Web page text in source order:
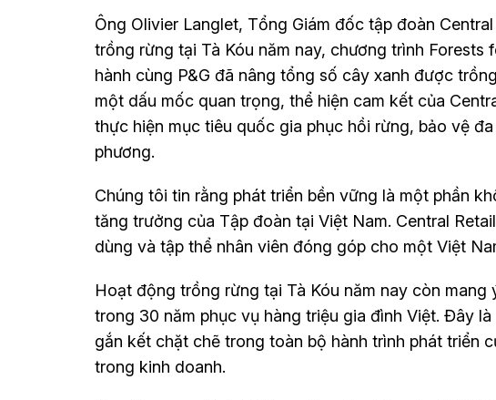
Ông Olivier Langlet, Tổng Giám đốc tập đoàn
trồng rừng tại Tà Kóu năm nay, chương trình
hành cùng P&G đã nâng tổng số cây xanh được
một dấu mốc quan trọng, thể hiện cam kết của
thực hiện mục tiêu quốc gia phục hồi rừng, bảo vệ
phương.
Chúng tôi tin rằng phát triển bền vững là một phần
tăng trưởng của Tập đoàn tại Việt Nam. Central
dùng và tập thể nhân viên đóng góp cho một Việt
Hoạt động trồng rừng tại Tà Kóu năm nay còn
trong 30 năm phục vụ hàng triệu gia đình Việt. Đây
gắn kết chặt chẽ trong toàn bộ hành trình phát triển
trong kinh doanh.